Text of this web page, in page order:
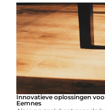
Innovatieve oplossingen
Eemnes